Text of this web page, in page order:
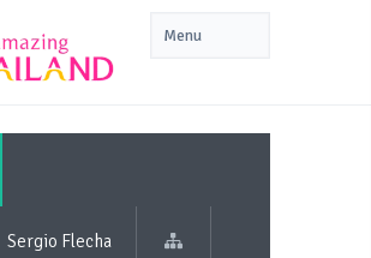
Sergio Flecha